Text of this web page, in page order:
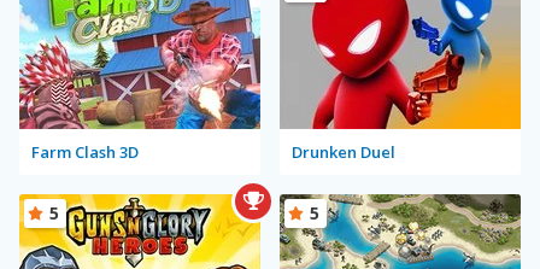
Farm Clash 3D Drunken Duel
5 5